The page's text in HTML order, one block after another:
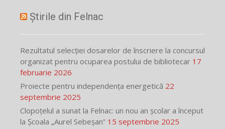
Știrile din Felnac
Rezultatul selecției dosarelor de înscriere la concursul
organizat pentru ocuparea postului de bibliotecar 17
februarie 2026
Proiecte pentru independența energetică 22
septembrie 2025
Clopoțelul a sunat la Felnac: un nou an școlar a început
la Școala „Aurel Sebeșan” 15 septembrie 2025